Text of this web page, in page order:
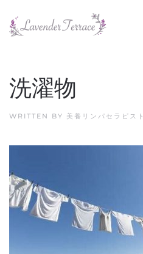
Skip to main content
洗濯物
WRITTEN BY 美養リンパセラピスト